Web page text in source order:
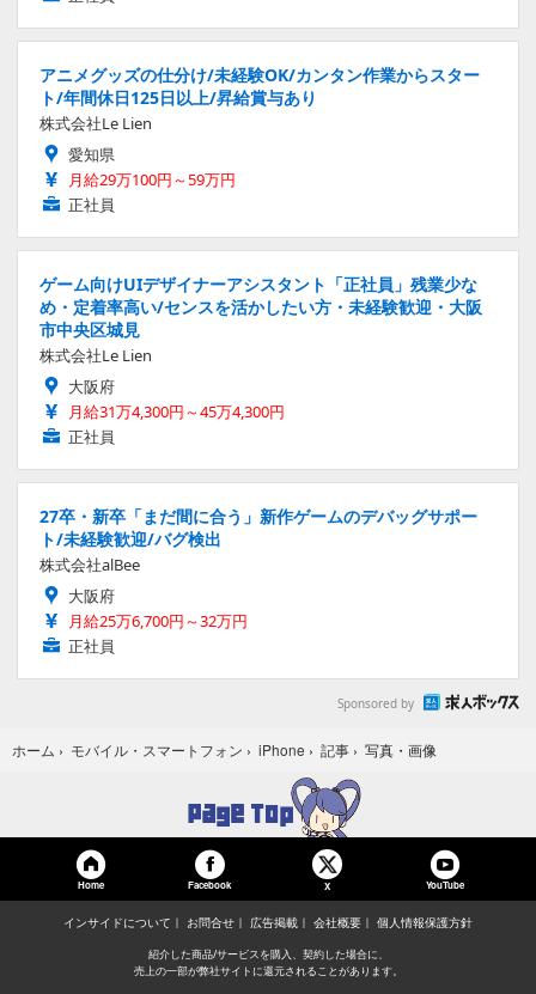
アニメグッズの仕分け/未経験OK/カンタン作業からスター
ト/年間休日125日以上/昇給賞与あり
株式会社Le Lien
愛知県
月給29万100円～59万円
正社員
ゲーム向けUIデザイナーアシスタント「正社員」残業少な
め・定着率高い/センスを活かしたい方・未経験歓迎・大阪
市中央区城見
株式会社Le Lien
大阪府
月給31万4,300円～45万4,300円
正社員
27卒・新卒「まだ間に合う」新作ゲームのデバッグサポー
ト/未経験歓迎/バグ検出
株式会社alBee
大阪府
月給25万6,700円～32万円
正社員
Sponsored by
ホーム › モバイル・スマートフォン › iPhone › 記事 › 写真・画像
Home Facebook X YouTube
インサイドについて お問合せ 広告掲載 会社概要 個人情報保護方針
紹介した商品/サービスを購入、契約した場合に、
売上の一部が弊社サイトに還元されることがあります。